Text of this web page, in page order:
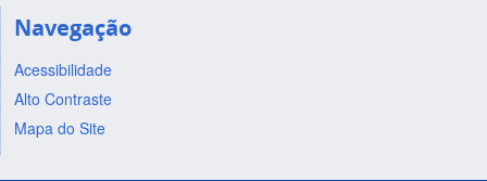
Navegação
Acessibilidade
Alto Contraste
Mapa do Site